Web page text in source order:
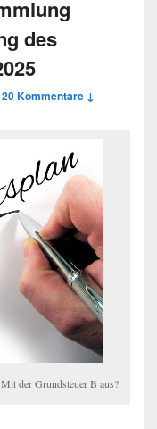
des
20 Kommentare ↓
der Grundsteuer B aus?